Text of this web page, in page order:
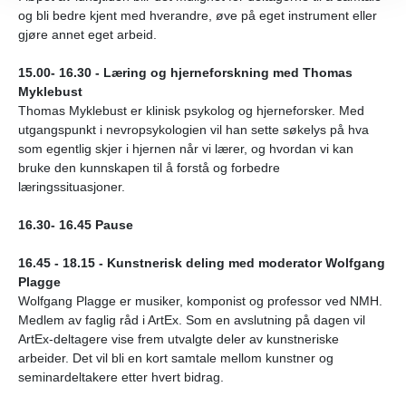
og bli bedre kjent med hverandre, øve på eget instrument eller
gjøre annet eget arbeid.
15.00- 16.30 - Læring og hjerneforskning med Thomas
Myklebust
Thomas Myklebust er klinisk psykolog og hjerneforsker. Med
utgangspunkt i nevropsykologien vil han sette søkelys på hva
som egentlig skjer i hjernen når vi lærer, og hvordan vi kan
bruke den kunnskapen til å forstå og forbedre
læringssituasjoner.
16.30- 16.45 Pause
16.45 - 18.15 - Kunstnerisk deling med moderator Wolfgang
Plagge
Wolfgang Plagge er musiker, komponist og professor ved NMH.
Medlem av faglig råd i ArtEx. Som en avslutning på dagen vil
ArtEx-deltagere vise frem utvalgte deler av kunstneriske
arbeider. Det vil bli en kort samtale mellom kunstner og
seminardeltakere etter hvert bidrag.